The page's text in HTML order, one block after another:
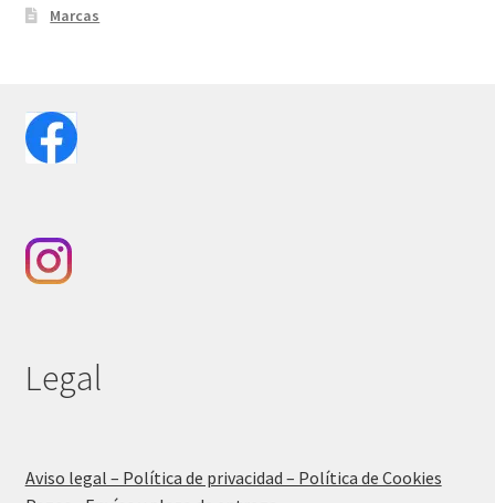
Marcas
Legal
Aviso legal – Política de privacidad – Política de Cookies